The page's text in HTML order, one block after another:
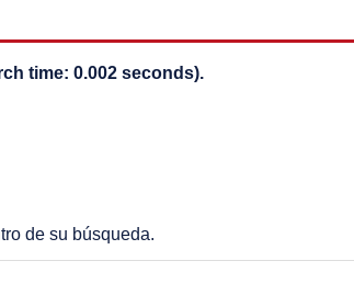
time: 0.002 seconds).
de su búsqueda.